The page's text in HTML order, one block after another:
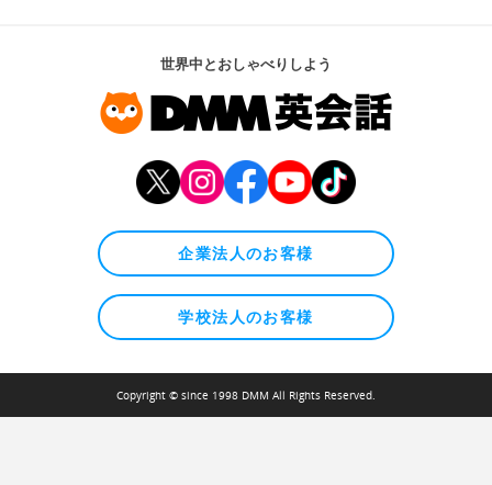
世界中とおしゃべりしよう
企業法人のお客様
学校法人のお客様
Copyright © since 1998 DMM All Rights Reserved.